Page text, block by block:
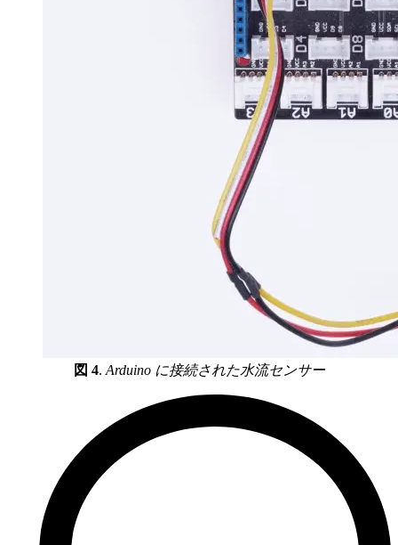
図 4. Arduino に接続された水流センサー